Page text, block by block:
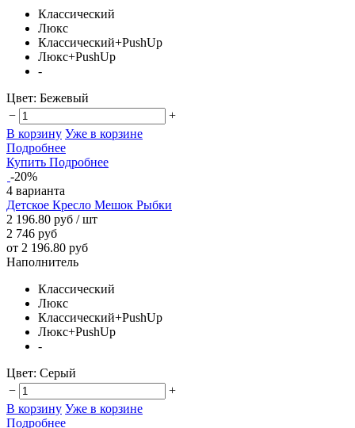
Классический
Люкс
Классический+PushUp
Люкс+PushUp
-
Цвет: Бежевый
−
+
В корзину Уже в корзине
Подробнее
Купить Подробнее
-20%
4 варианта
Детское Кресло Мешок Рыбки
2 196.80 руб / шт
2 746 руб
от 2 196.80 руб
Наполнитель
Классический
Люкс
Классический+PushUp
Люкс+PushUp
-
Цвет: Серый
−
+
В корзину Уже в корзине
Подробнее